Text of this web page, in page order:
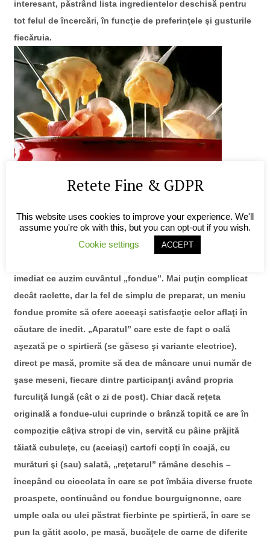
interesant, păstrând lista ingredientelor deschisă pentru
tot felul de încercări, în funcţie de preferinţele şi gusturile
fiecăruia.
credit foto: La Fondue
*oala de fondue pentru o cină uşoară– pentru că este tot
o „moştenire” elveţiană, cina fondue nu e fondue fără
imediat ce auzim cuvântul „fondue”. Mai puţin complicat
decât raclette, dar la fel de simplu de preparat, un meniu
fondue promite să ofere aceeaşi satisfacţie celor aflaţi în
căutare de inedit. „Aparatul” care este de fapt o oală
aşezată pe o spirtieră (se găsesc şi variante electrice),
direct pe masă, promite să dea de mâncare unui număr de
şase meseni, fiecare dintre participanţi având propria
furculiţă lungă (cât o zi de post). Chiar dacă reţeta
originală a fondue-ului cuprinde o brânză topită ce are în
compoziţie câţiva stropi de vin, servită cu pâine prăjită
tăiată cubuleţe, cu (aceiaşi) cartofi copţi în coajă, cu
murături şi (sau) salată, „reţetarul” rămâne deschis –
începând cu ciocolata în care se pot îmbăia diverse fructe
proaspete, continuând cu fondue bourguignonne, care
umple oala cu ulei păstrat fierbinte pe spirtieră, în care se
pun la gătit acolo, pe masă, bucăţele de carne de diferite
Retete Fine & GDPR
This website uses cookies to improve your experience. We'll
assume you're ok with this, but you can opt-out if you wish.
Cookie settings
ACCEPT